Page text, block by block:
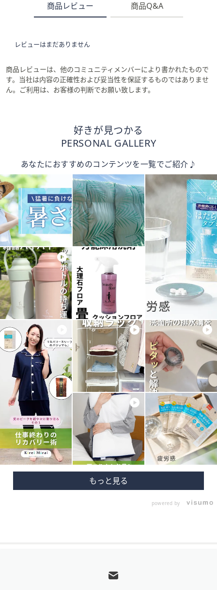
商品レビュー 商品Q&A
レビューはまだありません
商品レビューは、他のコミュニティメンバーにより書かれたもので
す。当社は内容の正確性および妥当性を保証するものではありませ
ん。ご利用は、お客様の判断でお願い致します。
好きが見つかる
PERSONAL GALLERY
あなたにおすすめのコンテンツを一覧でご紹介♪
powered by